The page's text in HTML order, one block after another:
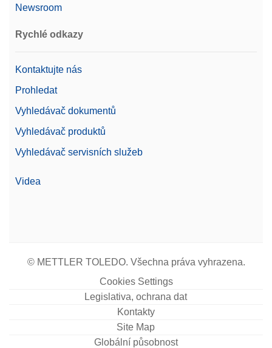
Newsroom
Rychlé odkazy
Kontaktujte nás
Prohledat
Vyhledávač dokumentů
Vyhledávač produktů
Vyhledávač servisních služeb
Videa
© METTLER TOLEDO. Všechna práva vyhrazena.
Cookies Settings
Legislativa, ochrana dat
Kontakty
Site Map
Globální působnost